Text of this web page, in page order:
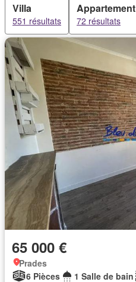
Villa
551 résultats
Appartement
72 résultats
65 000 €
Prades
6 Pièces
1 Salle de bain